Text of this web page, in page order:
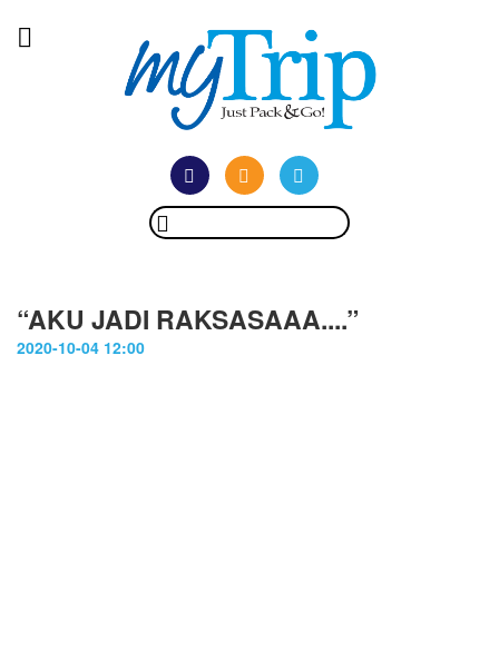
“AKU JADI RAKSASAAA....”
2020-10-04 12:00